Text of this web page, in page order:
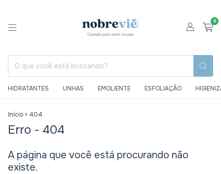
0
HIDRATANTES UNHAS EMOLIENTE ESFOLIAÇÃO
Início > 404
Erro - 404
A página que você está procurando não
existe.